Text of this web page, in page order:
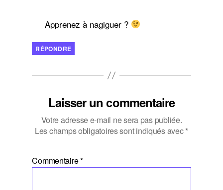
Apprenez à nagiguer ?
RÉPONDRE
Laisser un commentaire
Votre adresse e-mail ne sera pas publiée.
Les champs obligatoires sont indiqués avec*
Commentaire*